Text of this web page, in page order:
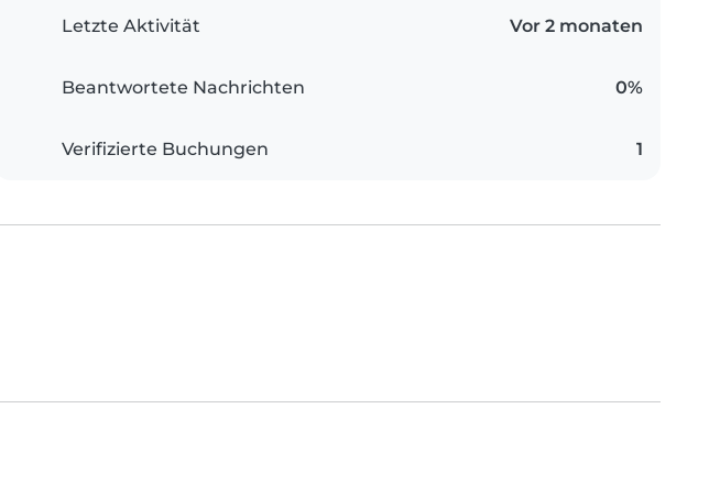
Letzte Aktivität Vor 2 monaten
Beantwortete Nachrichten 0%
Verifizierte Buchungen 1